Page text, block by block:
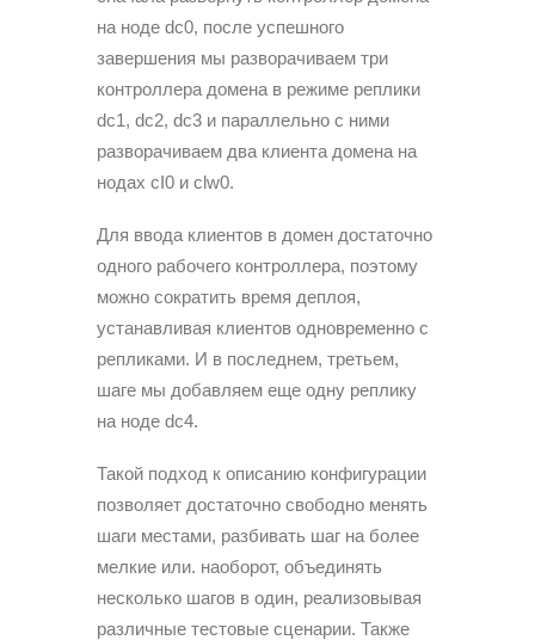
на ноде dc0, после успешного
завершения мы разворачиваем три
контроллера домена в режиме реплики
dc1, dc2, dc3 и параллельно с ними
разворачиваем два клиента домена на
нодах сI0 и clw0.
Для ввода клиентов в домен достаточно
одного рабочего контроллера, поэтому
можно сократить время деплоя,
устанавливая клиентов одновременно с
репликами. И в последнем, третьем,
шаге мы добавляем еще одну реплику
на ноде dc4.
Такой подход к описанию конфигурации
позволяет достаточно свободно менять
шаги местами, разбивать шаг на более
мелкие или. наоборот, объединять
несколько шагов в один, реализовывая
различные тестовые сценарии. Также